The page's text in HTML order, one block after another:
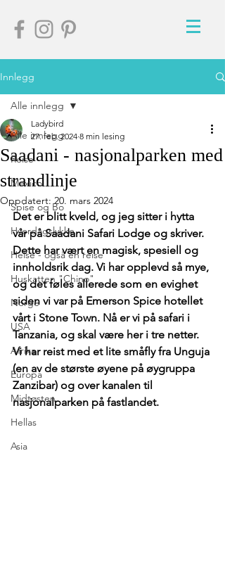
Innlegg
Alle innlegg
Reise
Mexico
Spise og Bo
Hverdagslykke
Helse - også en reise
Huskatten "Chino"
Norge
USA
Afrika
Europa
Midtøsten
Hellas
Asia
Alle innlegg
Saadani - nasjonalparken med
strandlinje
Ladybird
27. feb. 2024 8 min lesing
Oppdatert:20. mars 2024
Det er blitt kveld, og jeg sitter i hytta
vår på Saadani Safari Lodge og skriver.
Dette har vært en magisk, spesiell og
innholdsrik dag. Vi har opplevd så mye,
og det føles allerede som en evighet
siden vi var på Emerson Spice hotellet
vårt i Stone Town. Nå er vi på safari i
Tanzania, og skal være her i tre netter.
Vi har reist med et lite småfly fra Unguja
(en av de største øyene på øygruppa
Zanzibar) og over kanalen til
nasjonalparken på fastlandet.